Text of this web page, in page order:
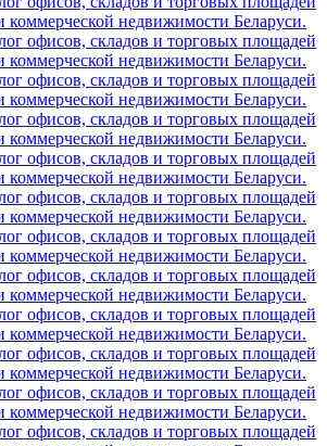
коммерческой недвижимости Беларуси.
офисов, складов и торговых площадей
коммерческой недвижимости Беларуси.
офисов, складов и торговых площадей
коммерческой недвижимости Беларуси.
офисов, складов и торговых площадей
коммерческой недвижимости Беларуси.
офисов, складов и торговых площадей
коммерческой недвижимости Беларуси.
офисов, складов и торговых площадей
коммерческой недвижимости Беларуси.
офисов, складов и торговых площадей
коммерческой недвижимости Беларуси.
офисов, складов и торговых площадей
коммерческой недвижимости Беларуси.
офисов, складов и торговых площадей
коммерческой недвижимости Беларуси.
офисов, складов и торговых площадей
коммерческой недвижимости Беларуси.
офисов, складов и торговых площадей
коммерческой недвижимости Беларуси.
офисов, складов и торговых площадей